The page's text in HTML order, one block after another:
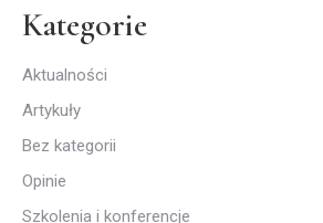
Kategorie
Aktualności
Artykuły
Bez kategorii
Opinie
Szkolenia i konferencje